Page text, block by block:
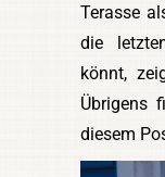
Terasse
die
könnt,
Übrigens
diesem